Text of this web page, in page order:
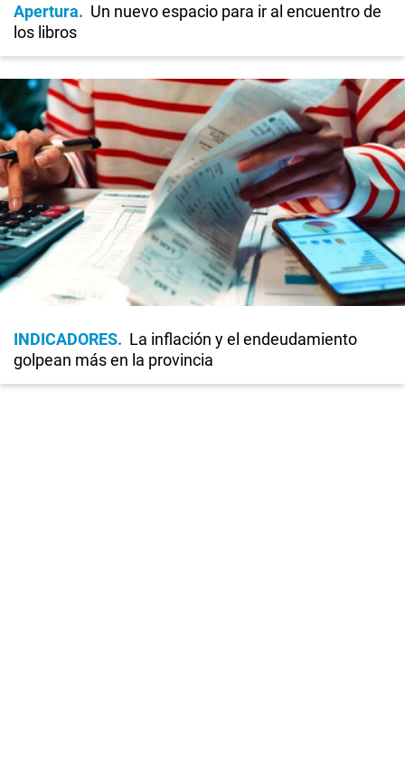
Apertura
Un nuevo espacio para ir al encuentro de
los libros
INDICADORES
La inflación y el endeudamiento
golpean más en la provincia